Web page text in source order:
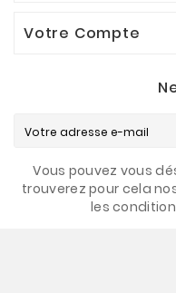
Votre Compte
Vous pouvez vous
trouverez pour cela
les